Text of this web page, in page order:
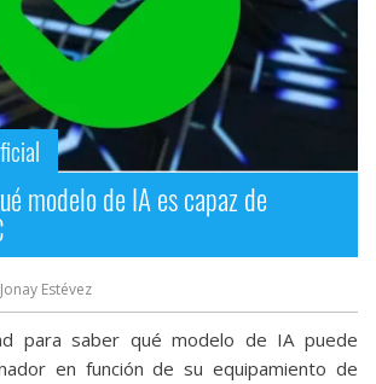
modelo de IA es capaz de
Estévez
para saber qué modelo de IA puede
en función de su equipamiento de